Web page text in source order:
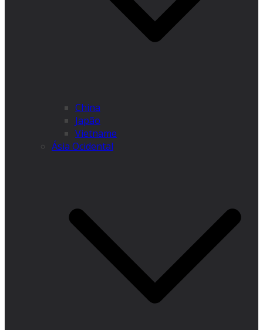
China
Japão
Vietname
Ásia Ocidental